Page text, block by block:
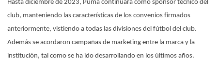
Hasta diciembre de 2023, Puma continuará como sponsor técnico del
club, manteniendo las características de los convenios firmados
anteriormente, vistiendo a todas las divisiones del fútbol del club.
Además se acordaron campañas de marketing entre la marca y la
institución, tal como se ha ido desarrollando en los últimos años.